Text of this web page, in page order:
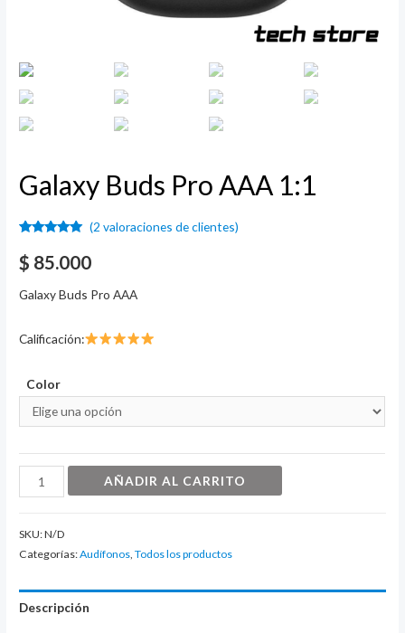
Galaxy Buds Pro AAA 1:1
5.00sobre
5 basado
puntuaciones
de clientes
(2 valoraciones de clientes)
$ 85.000
Galaxy Buds Pro AAA
Calificación:
Color
Galaxy
Buds
cantidad
AÑADIR AL CARRITO
SKU:N/D
Categorías:Audífonos,Todos los productos
Descripción